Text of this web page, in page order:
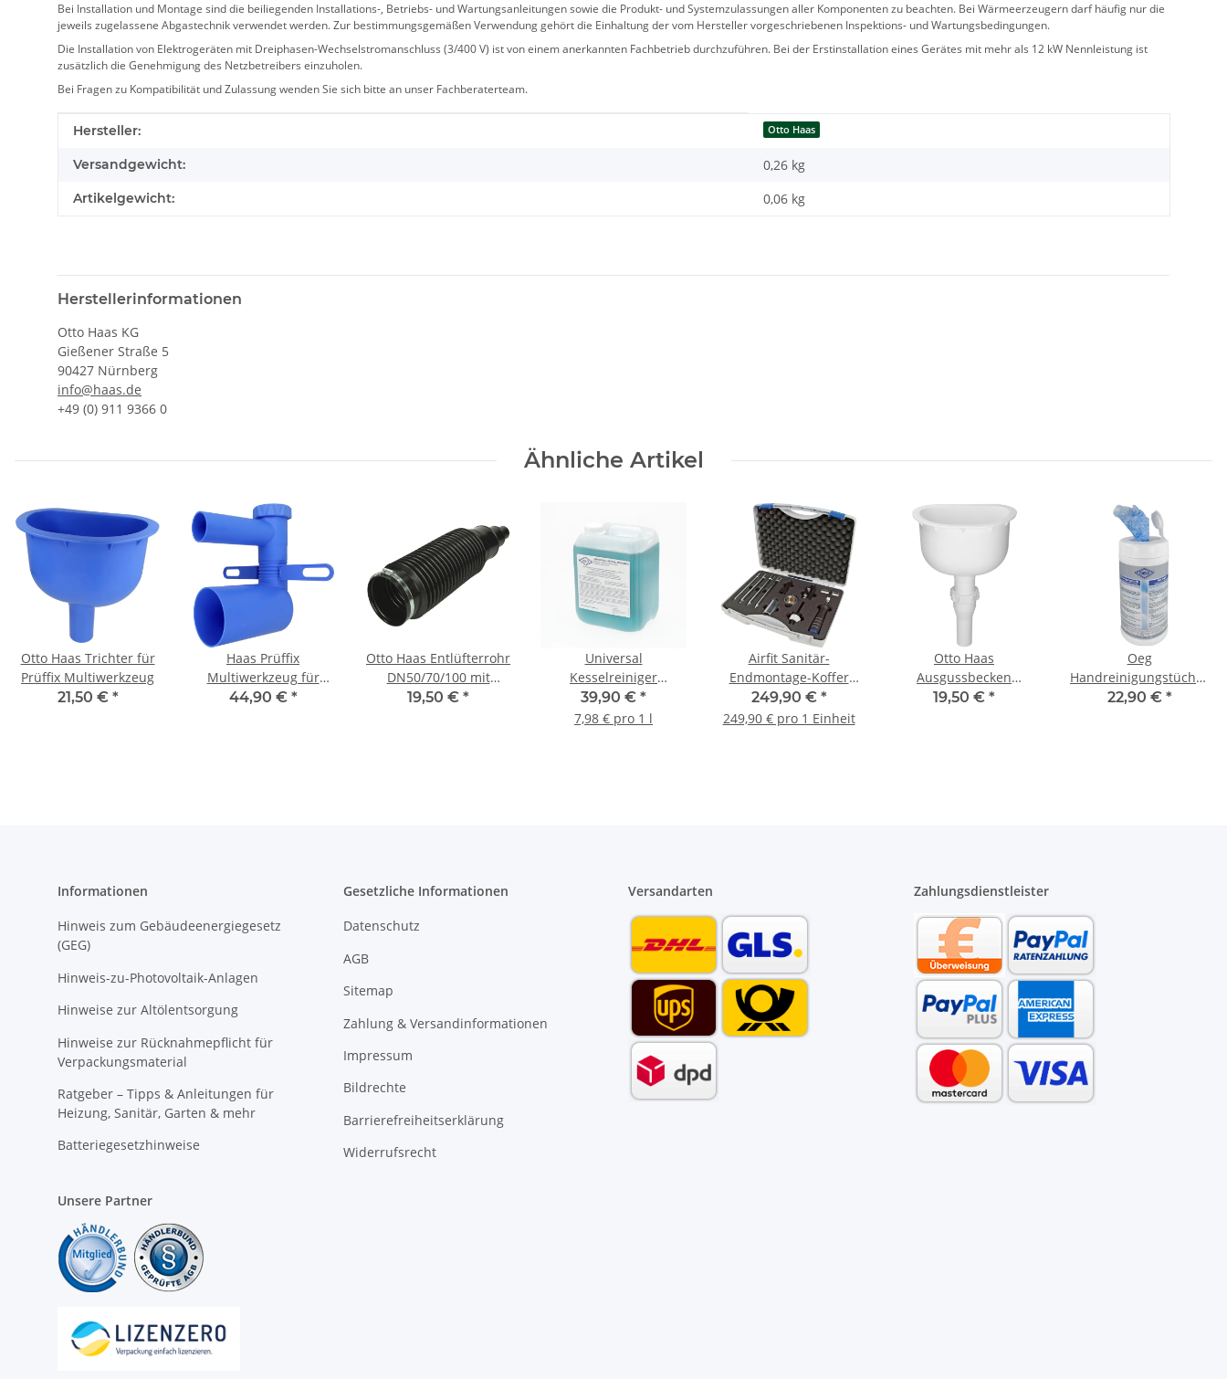
Bei Installation und Montage sind die beiliegenden Installations-, Betriebs- und Wartungsanleitungen sowie die Produkt- und Systemzulassungen aller Komponenten zu beachten. Bei Wärmeerzeugern darf häufig nur die
jeweils zugelassene Abgastechnik verwendet werden. Zur bestimmungsgemäßen Verwendung gehört die Einhaltung der vom Hersteller vorgeschriebenen Inspektions- und Wartungsbedingungen.
Die Installation von Elektrogeräten mit Dreiphasen-Wechselstromanschluss (3/400 V) ist von einem anerkannten Fachbetrieb durchzuführen. Bei der Erstinstallation eines Gerätes mit mehr als 12 kW Nennleistung ist
zusätzlich die Genehmigung des Netzbetreibers einzuholen.
Bei Fragen zu Kompatibilität und Zulassung wenden Sie sich bitte an unser Fachberaterteam.
Produkteigenschaft
Wert
Hersteller: Otto Haas
Versandgewicht: 0,26 kg
Artikelgewicht: 0,06 kg
Herstellerinformationen
Otto Haas KG
Gießener Straße 5
90427 Nürnberg
info@haas.de
+49 (0) 911 9366 0
Ähnliche Artikel
Otto Haas Trichter für
Prüffix Multiwerkzeug
21,50 € *
Haas Prüffix
Multiwerkzeug für
Vorwandsysteme
44,90 € *
Otto Haas Entlüfterrohr
DN50/70/100 mit
Schlauchklemme
19,50 € *
Universal
Kesselreiniger
Spezialreiniger
Reinigung gas und öl
39,90 € *
7,98 € pro 1 l
Airfit Sanitär-
Endmontage-Koffer
"Profi" 20400SK
249,90 € *
249,90 € pro 1 Einheit
Otto Haas
Ausgussbecken
Waschbecken Klein
19,50 € *
Oeg
Handreinigungstücher
Reinigungstücher 75
22,90 € *
Informationen
Hinweis zum Gebäudeenergiegesetz
(GEG)
Hinweis-zu-Photovoltaik-Anlagen
Hinweise zur Altölentsorgung
Hinweise zur Rücknahmepflicht für
Verpackungsmaterial
Ratgeber – Tipps & Anleitungen für
Heizung, Sanitär, Garten & mehr
Batteriegesetzhinweise
Gesetzliche Informationen
Datenschutz
AGB
Sitemap
Zahlung & Versandinformationen
Impressum
Bildrechte
Barrierefreiheitserklärung
Widerrufsrecht
Versandarten Zahlungsdienstleister
Unsere Partner